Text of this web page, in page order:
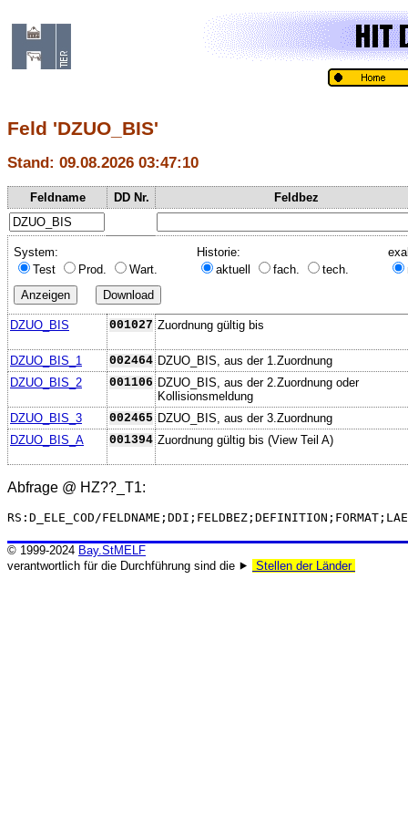
Feld 'DZUO_BIS'
Stand: 09.08.2026 03:47:10
Feldname DD Nr. Feldbez
System:
Test
Prod. Wart.
Historie:
aktuell
fach. tech.
DZUO_BIS 001027 Zuordnung gültig bis
DZUO_BIS_1 002464 DZUO_BIS, aus der 1.Zuordnung
DZUO_BIS_2
001106 DZUO_BIS, aus der 2.Zuordnung oder
Kollisionsmeldung
DZUO_BIS_3
002465 DZUO_BIS, aus der 3.Zuordnung
DZUO_BIS_A
001394 Zuordnung gültig bis (View Teil A)
Abfrage @ HZ??_T1:
RS:D_ELE_COD/
© 1999-2024 Bay.StMELF
verantwortlich für die Durchführung sind die ⯈
Stellen der Länder